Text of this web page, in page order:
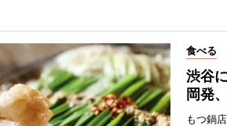
食べる
渋谷
岡発
もつ鍋